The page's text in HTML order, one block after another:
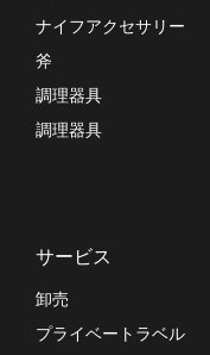
ナイフアクセサリー
斧
調理器具
調理器具
サービス
卸売
プライベートラベル